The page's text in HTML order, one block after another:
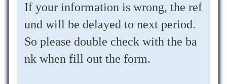
If your information is wrong, the ref
und will be delayed to next period.
So please double check with the ba
nk when fill out the form.